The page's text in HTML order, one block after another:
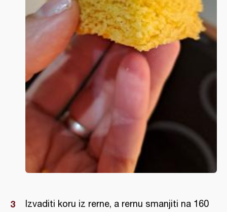
Izvaditi koru iz rerne, a rernu smanjiti na 160